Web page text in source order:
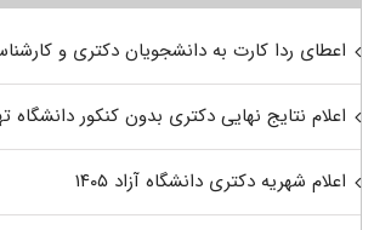
اعطای ردا کارت به دانشجویان دکتری و
اعلام نتایج نهایی دکتری بدون کنکور دانشگاه
اعلام شهریه دکتری دانشگاه آزاد ۱۴۰۵